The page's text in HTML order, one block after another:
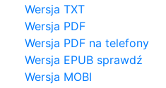
Wersja TXT
Wersja PDF
Wersja PDF na telefony
Wersja EPUB sprawdź
Wersja MOBI